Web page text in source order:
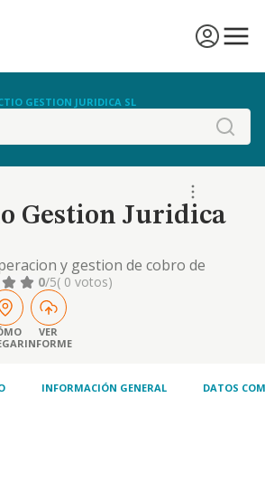
GESTION JURIDICA SL
Gestion Juridica
y gestion de cobro de
via extrajudicial o contenciosa,
en este ultimo caso de los
competentes.la realizacion de
subasta por encargo de
cons
0/5( 0 votos)
VER
INFORME
INFORMACIÓN GENERAL DATOS